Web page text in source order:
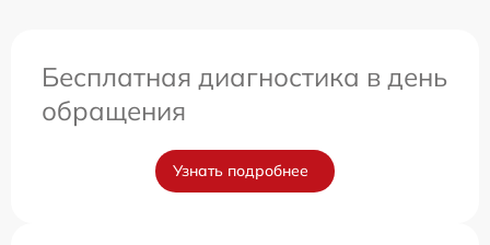
Бесплатная диагностика в день
обращения
Узнать подробнее